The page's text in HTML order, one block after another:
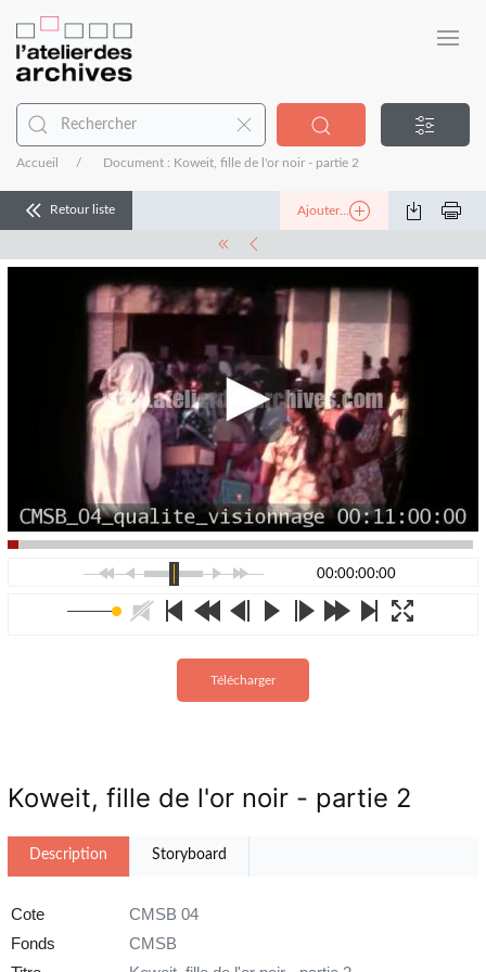
Accueil Document : Koweit, fille de l'or noir - partie 2
Retour liste Ajouter...
00:00:00:00
Télécharger
Koweit, fille de l'or noir - partie 2
Description Storyboard
Cote
CMSB 04
Fonds
CMSB